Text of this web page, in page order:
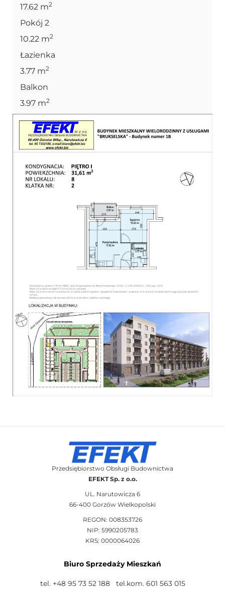
17.62 m2
Pokój 2
10.22 m2
Łazienka
3.77 m2
Balkon
3.97 m2
Przedsiębiorstwo Obsługi Budownictwa
EFEKT Sp. z o.o.
UL. Narutowicza 6
66-400 Gorzów Wielkopolski
REGON: 008353726
NIP: 5990205783
KRS: 0000064026
Biuro Sprzedaży Mieszkań
tel. +48 95 73 52 188 tel.kom. 601 563 015